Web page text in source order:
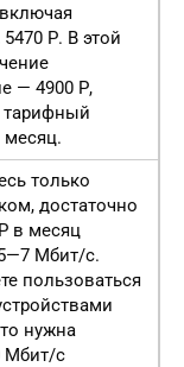
Р. В этой
— 4900 Р,
только
достаточно
в месяц
Мбит/с.
пользоваться
нужна
Мбит/с